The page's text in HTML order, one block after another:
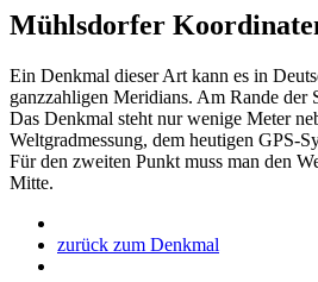
Mühlsdorfer
Ein Denkmal dieser Art kann es in
ganzzahligen Meridians. Am Rande der
Das Denkmal steht nur wenige Meter
Weltgradmessung, dem heutigen GPS-
Für den zweiten Punkt muss man den
Mitte.
zurück zum Denkmal